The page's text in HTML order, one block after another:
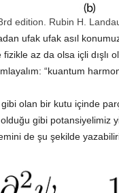
edition. Rubin H.
ufak ufak asıl
fizikle az da olsa içli
“kuantum
gibi olan bir kutu içinde
olduğu gibi
de şu şekilde